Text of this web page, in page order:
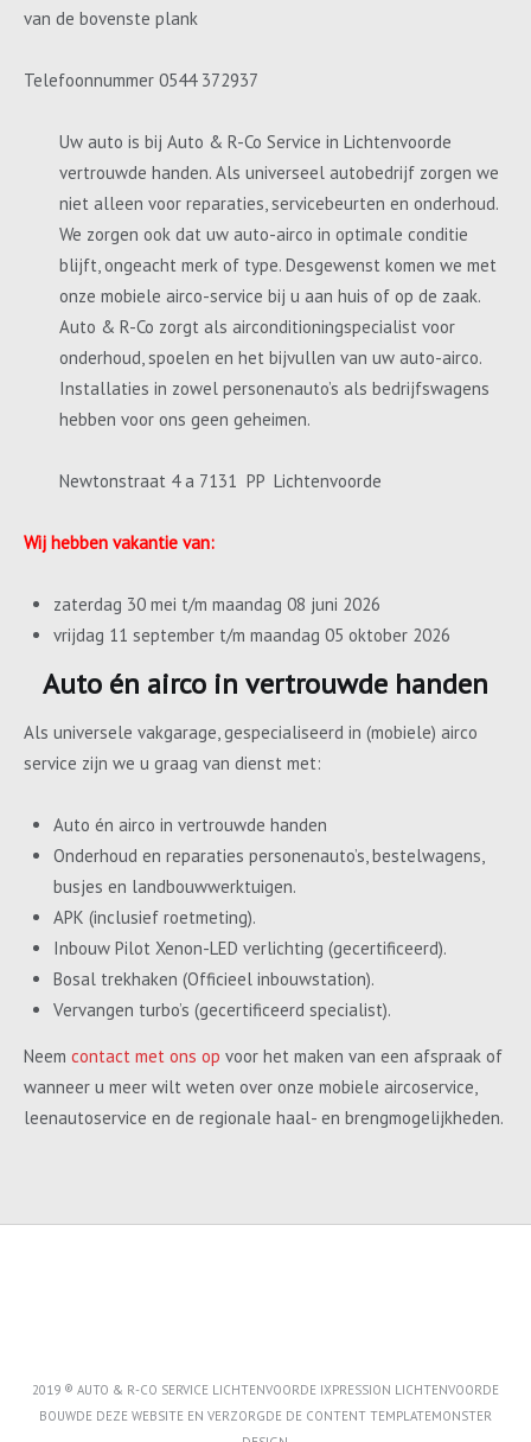
van de bovenste plank
Telefoonnummer 0544 372937
Uw auto is bij Auto & R-Co Service in Lichtenvoorde
vertrouwde handen. Als universeel autobedrijf zorgen we
niet alleen voor reparaties, servicebeurten en onderhoud.
We zorgen ook dat uw auto-airco in optimale conditie
blijft, ongeacht merk of type. Desgewenst komen we met
onze mobiele airco-service bij u aan huis of op de zaak.
Auto & R-Co zorgt als airconditioningspecialist voor
onderhoud, spoelen en het bijvullen van uw auto-airco.
Installaties in zowel personenauto’s als bedrijfswagens
hebben voor ons geen geheimen.
Newtonstraat 4 a 7131 PP Lichtenvoorde
Wij hebben vakantie van:
zaterdag 30 mei t/m maandag 08 juni 2026
vrijdag 11 september t/m maandag 05 oktober 2026
Auto én airco in vertrouwde handen
Als universele vakgarage, gespecialiseerd in (mobiele) airco
service zijn we u graag van dienst met:
Auto én airco in vertrouwde handen
Onderhoud en reparaties personenauto’s, bestelwagens,
busjes en landbouwwerktuigen.
APK (inclusief roetmeting).
Inbouw Pilot Xenon-LED verlichting (gecertificeerd).
Bosal trekhaken (Officieel inbouwstation).
Vervangen turbo’s (gecertificeerd specialist).
Neem contact met ons op voor het maken van een afspraak of
wanneer u meer wilt weten over onze mobiele aircoservice,
leenautoservice en de regionale haal- en brengmogelijkheden.
2019 ® AUTO & R-CO SERVICE LICHTENVOORDE IXPRESSION LICHTENVOORDE
BOUWDE DEZE WEBSITE EN VERZORGDE DE CONTENT TEMPLATEMONSTER